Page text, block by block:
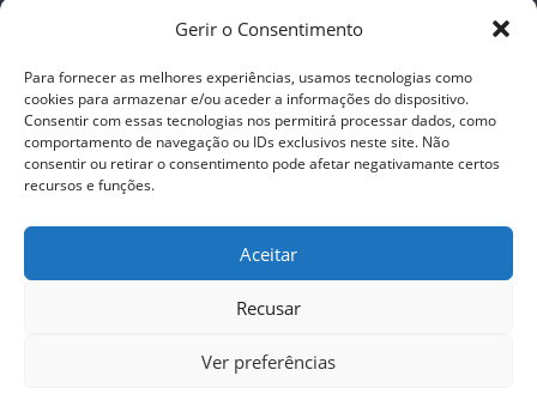
Gerir o Consentimento
Para fornecer as melhores experiências, usamos tecnologias como
cookies para armazenar e/ou aceder a informações do dispositivo.
Consentir com essas tecnologias nos permitirá processar dados, como
comportamento de navegação ou IDs exclusivos neste site. Não
consentir ou retirar o consentimento pode afetar negativamante certos
recursos e funções.
Aceitar
Recusar
Ver preferências
Newsletter
Publicidade
Almada online. Todos os direitos reservados